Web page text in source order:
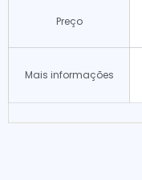
Preço
Mais informações